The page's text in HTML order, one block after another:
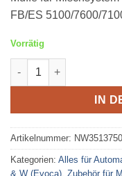
FB/ES 5100/7600/
Vorrätig
Wittenborg Muffe
IN
Artikelnummer:
Kategorien: Alles für
& W (Evoca), Zubehör für